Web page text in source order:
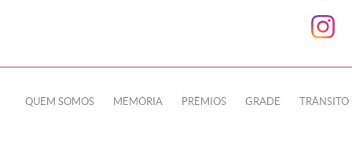
QUEM SOMOS MEMÓRIA PRÊMIOS GRADE TRÂNSITO